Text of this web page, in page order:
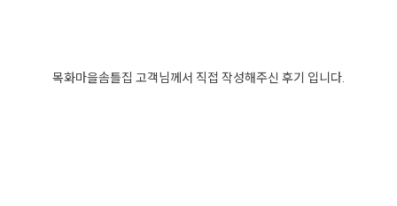
목화마을솜틀집 고객님께서 직접 작성해주신 후기 입니다.